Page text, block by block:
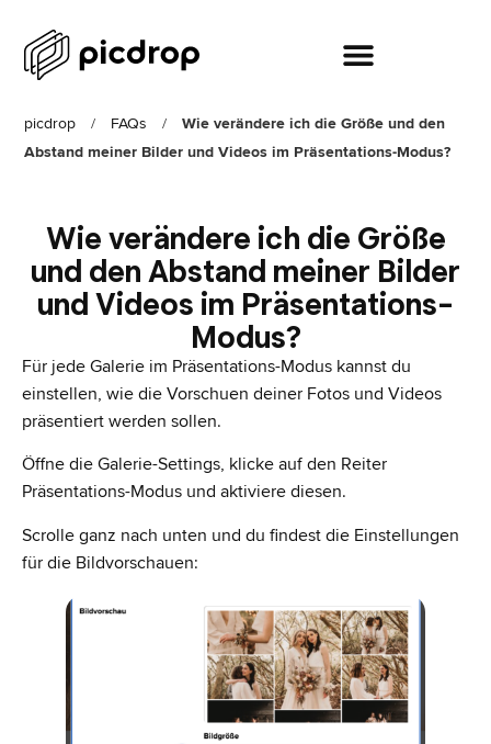
picdrop / FAQs /
Wie verändere ich die Größe und den
Abstand meiner Bilder und Videos im Präsentations-Modus?
Wie verändere ich die Größe
und den Abstand meiner Bilder
und Videos im Präsentations-
Modus?
Für jede Galerie im Präsentations-Modus kannst du
einstellen, wie die Vorschuen deiner Fotos und Videos
präsentiert werden sollen.
Öffne die Galerie-Settings, klicke auf den Reiter
Präsentations-Modus und aktiviere diesen.
Scrolle ganz nach unten und du findest die Einstellungen
für die Bildvorschauen: